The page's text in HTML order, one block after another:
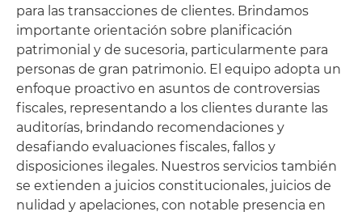
para las transacciones de clientes. Brindamos
importante orientación sobre planificación
patrimonial y de sucesoria, particularmente para
personas de gran patrimonio. El equipo adopta un
enfoque proactivo en asuntos de controversias
fiscales, representando a los clientes durante las
auditorías, brindando recomendaciones y
desafiando evaluaciones fiscales, fallos y
disposiciones ilegales. Nuestros servicios también
se extienden a juicios constitucionales, juicios de
nulidad y apelaciones, con notable presencia en